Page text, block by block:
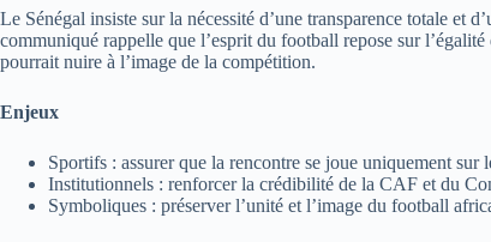
Le Sénégal insiste sur la nécessité d’une transparence totale et
communiqué rappelle que l’esprit du football repose sur
pourrait nuire à l’image de la compétition.
Enjeux
Sportifs : assurer que la rencontre se joue uniquement sur
Institutionnels : renforcer la crédibilité de la CAF et du
Symboliques : préserver l’unité et l’image du football